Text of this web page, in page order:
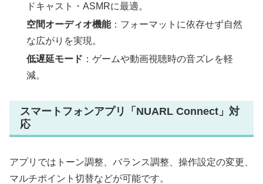
ドキャスト・ASMRに最適。
空間オーディオ機能：フォーマットに依存せず自然
な広がりを実現。
低遅延モード ：ゲームや動画視聴時の音ズレを軽
減。
スマートフォンアプリ「NUARL Connect」対
応
アプリではトーン調整、バランス調整、操作設定の変更、
マルチポイント切替などが可能です。